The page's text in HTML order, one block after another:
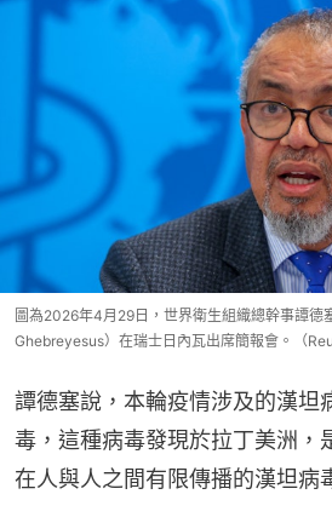
圖為2026年4月29日，世界衛生組織總幹事譚德
Ghebreyesus）在瑞士日內瓦出席簡報會。（
譚德塞說，本輪疫情涉及的漢坦
毒，這種病毒發現於拉丁美洲，
在人與人之間有限傳播的漢坦病